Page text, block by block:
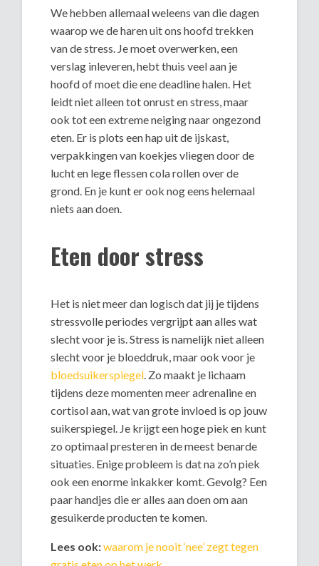
We hebben allemaal weleens van die dagen
waarop we de haren uit ons hoofd trekken
van de stress. Je moet overwerken, een
verslag inleveren, hebt thuis veel aan je
hoofd of moet die ene deadline halen. Het
leidt niet alleen tot onrust en stress, maar
ook tot een extreme neiging naar ongezond
eten. Er is plots een hap uit de ijskast,
verpakkingen van koekjes vliegen door de
lucht en lege flessen cola rollen over de
grond. En je kunt er ook nog eens helemaal
niets aan doen.
Eten door stress
Het is niet meer dan logisch dat jij je tijdens
stressvolle periodes vergrijpt aan alles wat
slecht voor je is. Stress is namelijk niet alleen
slecht voor je bloeddruk, maar ook voor je
bloedsuikerspiegel. Zo maakt je lichaam
tijdens deze momenten meer adrenaline en
cortisol aan, wat van grote invloed is op jouw
suikerspiegel. Je krijgt een hoge piek en kunt
zo optimaal presteren in de meest benarde
situaties. Enige probleem is dat na zo’n piek
ook een enorme inkakker komt. Gevolg? Een
paar handjes die er alles aan doen om aan
gesuikerde producten te komen.
Lees ook:waarom je nooit ‘nee’ zegt tegen